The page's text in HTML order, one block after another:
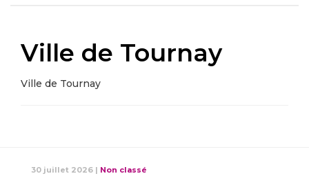
Ville de Tournay
Ville de Tournay
30 juillet 2026 | Non classé